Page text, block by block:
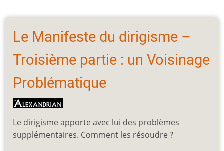
Le Manifeste du dirigisme –
Troisième partie : un Voisinage
Problématique
Le dirigisme apporte avec lui des problèmes
supplémentaires. Comment les résoudre ?